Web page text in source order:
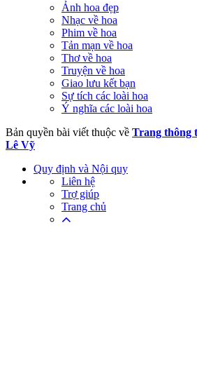
Ảnh hoa đẹp
Nhạc về hoa
Phim về hoa
Tản mạn về hoa
Thơ về hoa
Truyện về hoa
Giao lưu kết bạn
Sự tích các loài hoa
Ý nghĩa các loài hoa
Bản quyền bài viết thuộc về Trang thông
Lê Vỹ
Quy định và Nội quy
Liên hệ
Trợ giúp
Trang chủ